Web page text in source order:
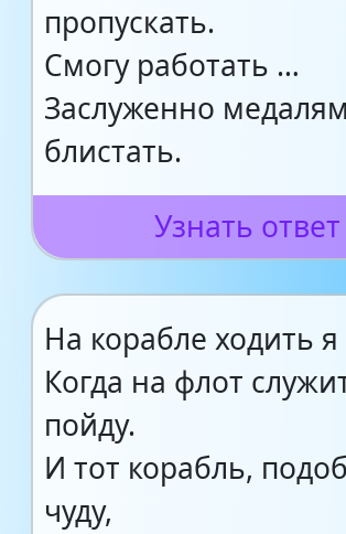
пропускать.
Смогу работать …
Заслуженно
блистать.
Узнать ответ
На корабле ходить я
Когда на флот
пойду.
И тот корабль,
чуду,